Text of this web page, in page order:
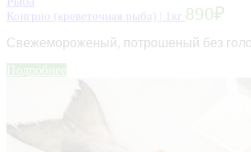
Конгрио (креветочная рыба) | 1кг 890₽
Свежемороженый, потрошеный без
Подробнее